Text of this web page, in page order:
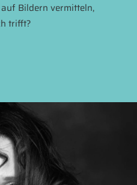
Bildern vermitteln,
trifft?